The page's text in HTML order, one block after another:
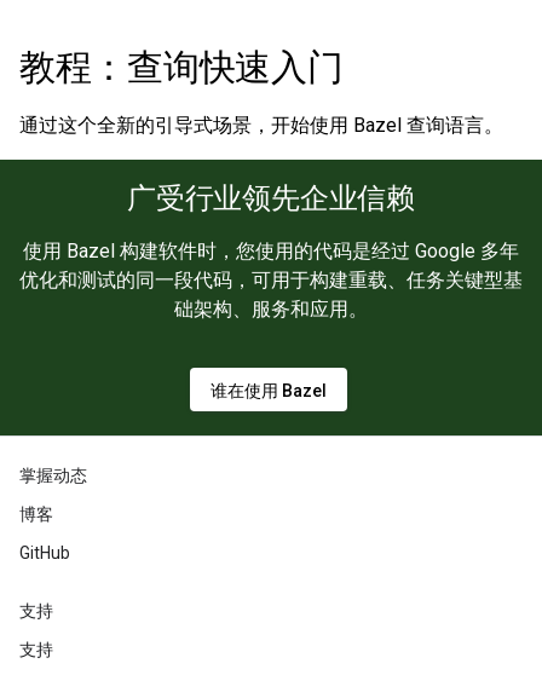
教程：查询快速入门
通过这个全新的引导式场景，开始使用 Bazel 查询语言。
广受行业领先企业信赖
使用 Bazel 构建软件时，您使用的代码是经过 Google 多年
优化和测试的同一段代码，可用于构建重载、任务关键型基
础架构、服务和应用。
谁在使用 Bazel
掌握动态
博客
GitHub
支持
支持